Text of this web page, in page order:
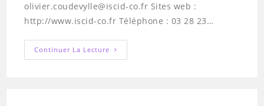
olivier.coudevylle@iscid-co.fr Sites web :
http://www.iscid-co.fr Téléphone : 03 28 23…
Continuer La Lecture ISCID-
CO